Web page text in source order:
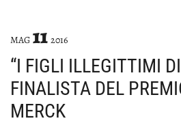
MAG 11 2016
“I FIGLI ILLEGITTIMI
FINALISTA DEL
MERCK